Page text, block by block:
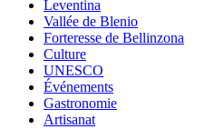
Leventina
Vallée de Blenio
Forteresse de Bellinzona
Culture
UNESCO
Événements
Gastronomie
Artisanat